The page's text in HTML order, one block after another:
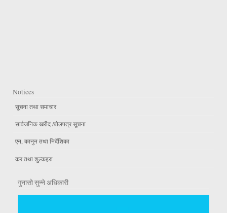
Notices
सूचना तथा समाचार
सार्वजनिक खरीद /बोलपत्र सूचना
एन, कानुन तथा निर्देशिका
कर तथा शुल्कहरु
गुनासो सुन्ने अधिकारी